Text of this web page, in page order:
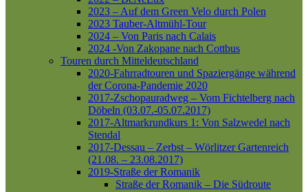
2023 – Auf dem Green Velo durch Polen
2023 Tauber-Altmühl-Tour
2024 – Von Paris nach Calais
2024 -Von Zakopane nach Cottbus
Touren durch Mitteldeutschland
2020-Fahrradtouren und Spaziergänge während
der Corona-Pandemie 2020
2017-Zschopauradweg – Vom Fichtelberg nach
Döbeln (03.07.-05.07.2017)
2017-Altmarkrundkurs 1: Von Salzwedel nach
Stendal
2017-Dessau – Zerbst – Wörlitzer Gartenreich
(21.08. – 23.08.2017)
2019-Straße der Romanik
Straße der Romanik – Die Südroute